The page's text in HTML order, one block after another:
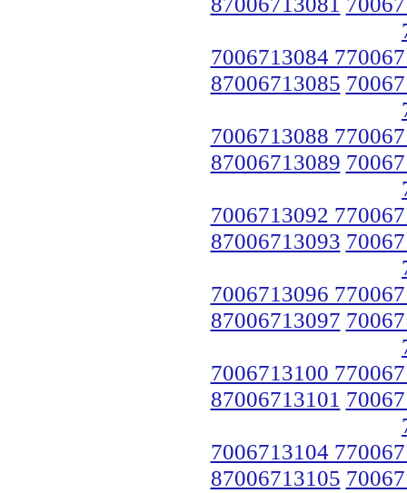
7006713084
87006713085
7006713088
87006713089
7006713092
87006713093
7006713096
87006713097
7006713100
87006713101
7006713104
87006713105